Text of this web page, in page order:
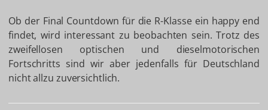
Ob der Final Countdown für die R-Klasse ein happy end
findet, wird interessant zu beobachten sein. Trotz des
zweifellosen optischen und dieselmotorischen
Fortschritts sind wir aber jedenfalls für Deutschland
nicht allzu zuversichtlich.